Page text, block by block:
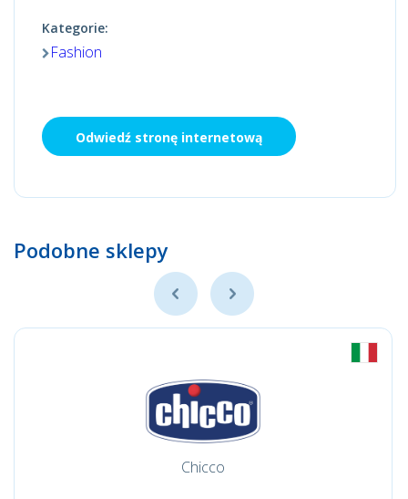
Kategorie:
Fashion
Odwiedź stronę internetową
Podobne sklepy
Chicco